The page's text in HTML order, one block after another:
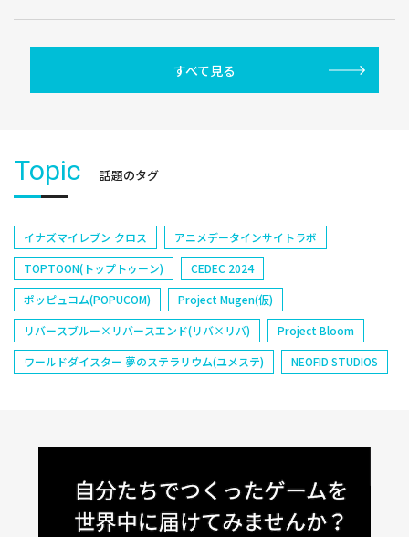
すべて見る
Topic 話題のタグ
イナズマイレブン クロス
アニメデータインサイトラボ
TOPTOON(トップトゥーン)
CEDEC 2024
ポッピュコム(POPUCOM)
Project Mugen(仮)
リバースブルー×リバースエンド(リバ×リバ)
Project Bloom
ワールドダイスター 夢のステラリウム(ユメステ)
NEOFID STUDIOS